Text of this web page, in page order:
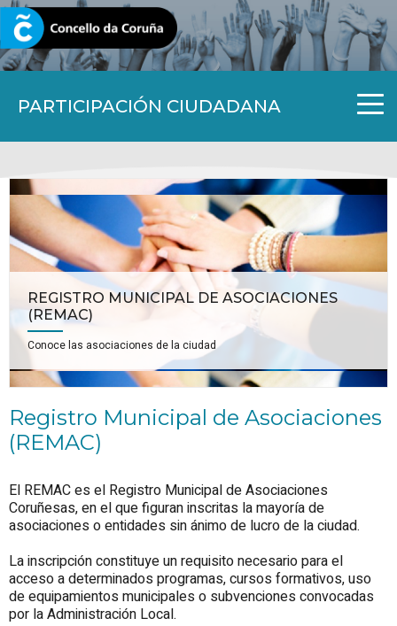
PARTICIPACIÓN CIUDADANA
CORUNA.GAL
REGISTRO MUNICIPAL DE ASOCIACIONES
(REMAC)
Conoce las asociaciones de la ciudad
Registro Municipal de Asociaciones
(REMAC)
El REMAC es el Registro Municipal de Asociaciones
Coruñesas, en el que figuran inscritas la mayoría de
asociaciones o entidades sin ánimo de lucro de la ciudad.
La inscripción constituye un requisito necesario para el
acceso a determinados programas, cursos formativos, uso
de equipamientos municipales o subvenciones convocadas
por la Administración Local.